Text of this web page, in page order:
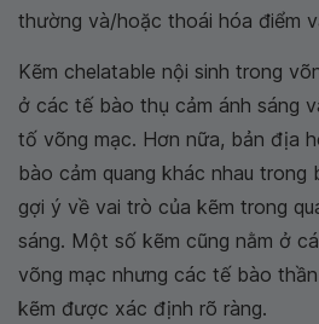
thường và/hoặc thoái hóa điểm
Kẽm chelatable nội sinh trong
ở các tế bào thụ cảm ánh sáng
tố võng mạc. Hơn nữa, bản địa
bào cảm quang khác nhau trong
gợi ý về vai trò của kẽm trong
sáng. Một số kẽm cũng nằm ở
võng mạc nhưng các tế bào
kẽm được xác định rõ ràng.